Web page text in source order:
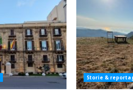
Storie &